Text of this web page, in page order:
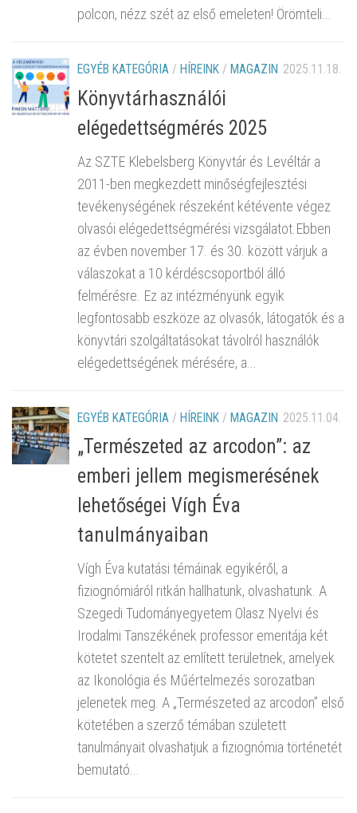
polcon, nézz szét az első emeleten! Örömteli...
EGYÉB KATEGÓRIA / HÍREINK / MAGAZIN 2025.11.18.
Könyvtárhasználói
elégedettségmérés 2025
Az SZTE Klebelsberg Könyvtár és Levéltár a
2011-ben megkezdett minőségfejlesztési
tevékenységének részeként kétévente végez
olvasói elégedettségmérési vizsgálatot.Ebben
az évben november 17. és 30. között várjuk a
válaszokat a 10 kérdéscsoportból álló
felmérésre. Ez az intézményünk egyik
legfontosabb eszköze az olvasók, látogatók és a
könyvtári szolgáltatásokat távolról használók
elégedettségének mérésére, a...
EGYÉB KATEGÓRIA / HÍREINK / MAGAZIN 2025.11.04.
„Természeted az arcodon”: az
emberi jellem megismerésének
lehetőségei Vígh Éva
tanulmányaiban
Vígh Éva kutatási témáinak egyikéről, a
fiziognómiáról ritkán hallhatunk, olvashatunk. A
Szegedi Tudományegyetem Olasz Nyelvi és
Irodalmi Tanszékének professor emeritája két
kötetet szentelt az említett területnek, amelyek
az Ikonológia és Műértelmezés sorozatban
jelenetek meg. A „Természeted az arcodon” első
kötetében a szerző témában született
tanulmányait olvashatjuk a fiziognómia történetét
bemutató...